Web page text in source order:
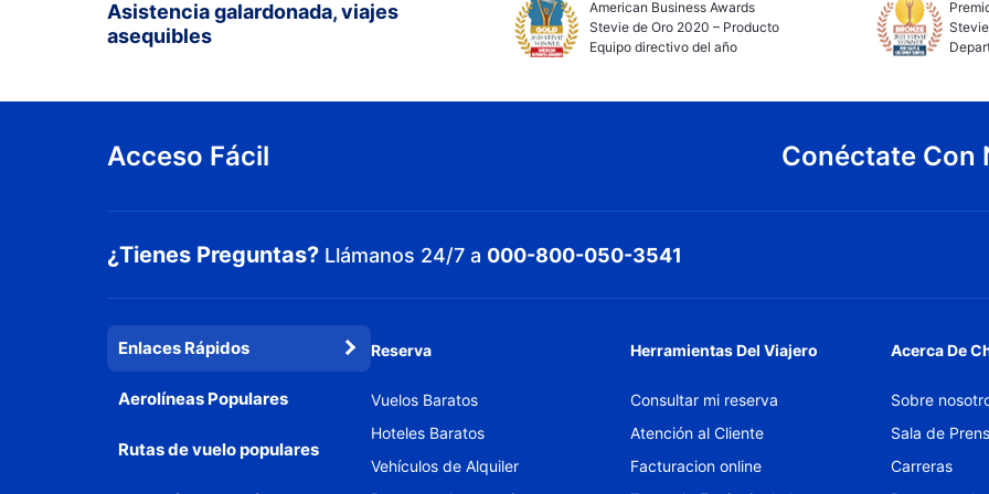
Asistencia galardonada, viajes
asequibles
American Business Awards
Stevie de Oro 2020 – Producto
Equipo directivo del año
Acceso Fácil Conéctate Con
¿Tienes Preguntas? Llámanos 24/7 a 000-800-050-3541
Enlaces Rápidos
Aerolíneas Populares
Rutas de vuelo populares
Reserva
Vuelos Baratos
Hoteles Baratos
Vehículos de Alquiler
Herramientas Del Viajero
Consultar mi reserva
Atención al Cliente
Facturacion online
Acerca De
Sobre
Sala de
Carreras